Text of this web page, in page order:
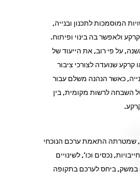
המוסמכות לתכנון ובנייה,
ולאפשר בה בינוי ופיתוח.
על פי רוב, את הייעוד של
שנועדה לצורכי ציבור
כאשר הנהנה משלם עבור
השבחה לרשות מקומית, בין
שמטרתה התאמת ערכם הנוכחי
נכסים וכו’, לשינויים
ביחס לערכם בתקופה